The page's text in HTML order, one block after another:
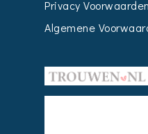
Privacy Voorwaarden
Algemene